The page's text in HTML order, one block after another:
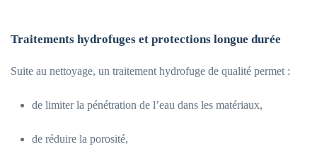
Traitements hydrofuges et protections longue durée
Suite au nettoyage, un traitement hydrofuge de qualité permet :
de limiter la pénétration de l’eau dans les matériaux,
de réduire la porosité,